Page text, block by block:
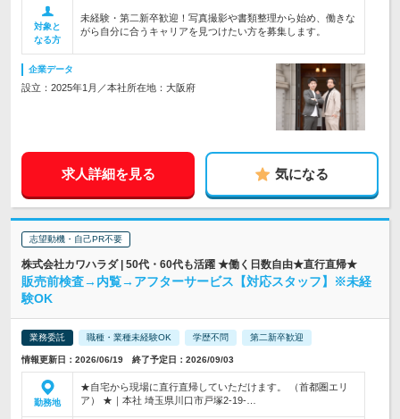
対象と
なる方
未経験・第二新卒歓迎！写真撮影や書類整理から始め、働きな
がら自分に合うキャリアを見つけたい方を募集します。
企業データ
設立：2025年1月／本社所在地：大阪府
求人詳細を見る 気になる
志望動機・自己PR不要
株式会社カワハラダ | 50代・60代も活躍 ★働く日数自由★直行直帰★
販売前検査→内覧→アフターサービス【対応スタッフ】※未経
験OK
業務委託 職種・業種未経験OK 学歴不問 第二新卒歓迎
情報更新日：2026/06/19 終了予定日：2026/09/03
勤務地
★自宅から現場に直行直帰していただけます。 （首都圏エリ
ア） ★｜本社 埼玉県川口市戸塚2-19-…